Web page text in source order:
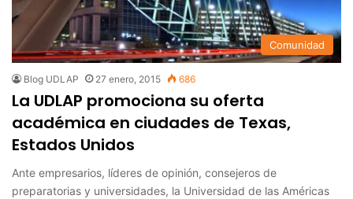
Comunidad
Blog UDLAP 27 enero, 2015 686
La UDLAP promociona su oferta
académica en ciudades de Texas,
Estados Unidos
Ante empresarios, líderes de opinión, consejeros de
preparatorias y universidades, la Universidad de las Américas